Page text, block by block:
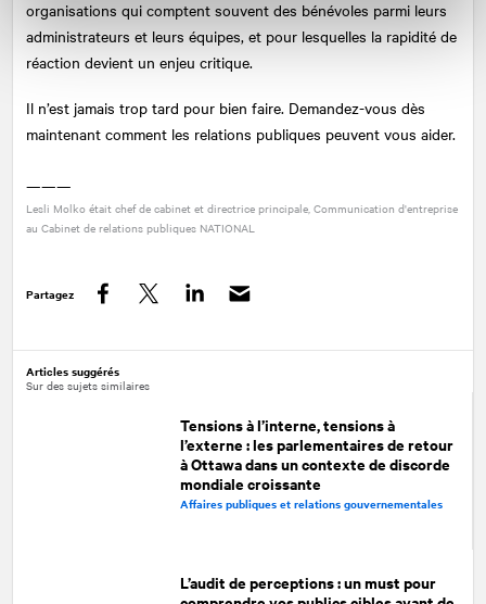
organisations qui comptent souvent des bénévoles parmi leurs
administrateurs et leurs équipes, et pour lesquelles la rapidité de
réaction devient un enjeu critique.
Il n’est jamais trop tard pour bien faire. Demandez-vous dès
maintenant comment les relations publiques peuvent vous aider.
———
Lesli Molko était chef de cabinet et directrice principale, Communication d'entreprise
au Cabinet de relations publiques NATIONAL
Partagez
Articles suggérés
Sur des sujets similaires
Tensions à l’interne, tensions à
l’externe : les parlementaires de retour
à Ottawa dans un contexte de discorde
mondiale croissante
Affaires publiques et relations gouvernementales
L’audit de perceptions : un must pour